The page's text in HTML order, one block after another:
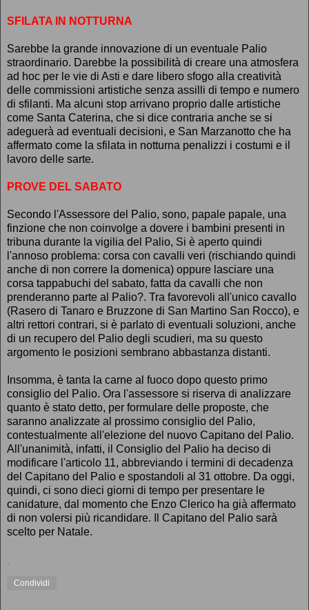
SFILATA IN NOTTURNA
Sarebbe la grande innovazione di un eventuale Palio
straordinario. Darebbe la possibilità di creare una atmosfera
ad hoc per le vie di Asti e dare libero sfogo alla creatività
delle commissioni artistiche senza assilli di tempo e numero
di sfilanti. Ma alcuni stop arrivano proprio dalle artistiche
come Santa Caterina, che si dice contraria anche se si
adeguerà ad eventuali decisioni, e San Marzanotto che ha
affermato come la sfilata in notturna penalizzi i costumi e il
lavoro delle sarte.
PROVE DEL SABATO
Secondo l'Assessore del Palio, sono, papale papale, una
finzione che non coinvolge a dovere i bambini presenti in
tribuna durante la vigilia del Palio, Si è aperto quindi
l'annoso problema: corsa con cavalli veri (rischiando quindi
anche di non correre la domenica) oppure lasciare una
corsa tappabuchi del sabato, fatta da cavalli che non
prenderanno parte al Palio?. Tra favorevoli all'unico cavallo
(Rasero di Tanaro e Bruzzone di San Martino San Rocco), e
altri rettori contrari, si è parlato di eventuali soluzioni, anche
di un recupero del Palio degli scudieri, ma su questo
argomento le posizioni sembrano abbastanza distanti.
Insomma, è tanta la carne al fuoco dopo questo primo
consiglio del Palio. Ora l'assessore si riserva di analizzare
quanto è stato detto, per formulare delle proposte, che
saranno analizzate al prossimo consiglio del Palio,
contestualmente all'elezione del nuovo Capitano del Palio.
All'unanimità, infatti, il Consiglio del Palio ha deciso di
modificare l'articolo 11, abbreviando i termini di decadenza
del Capitano del Palio e spostandoli al 31 ottobre. Da oggi,
quindi, ci sono dieci giorni di tempo per presentare le
canidature, dal momento che Enzo Clerico ha già affermato
di non volersi più ricandidare. Il Capitano del Palio sarà
scelto per Natale.
.
Condividi